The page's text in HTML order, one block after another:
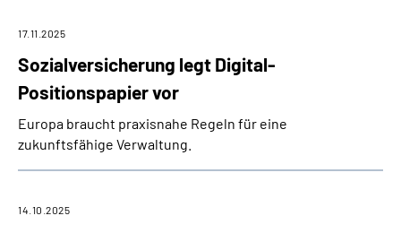
Sozialversicherung legt Digital-
Positionspapier vor
17.11.2025
Europa braucht praxisnahe Regeln für eine
zukunftsfähige Verwaltung.
14.10.2025